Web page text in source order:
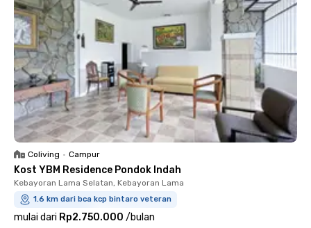
Coliving • Campur
Kost YBM Residence Pondok Indah
Kebayoran Lama Selatan, Kebayoran Lama
1.6 km dari bca kcp bintaro veteran
mulai dari Rp2.750.000 /bulan